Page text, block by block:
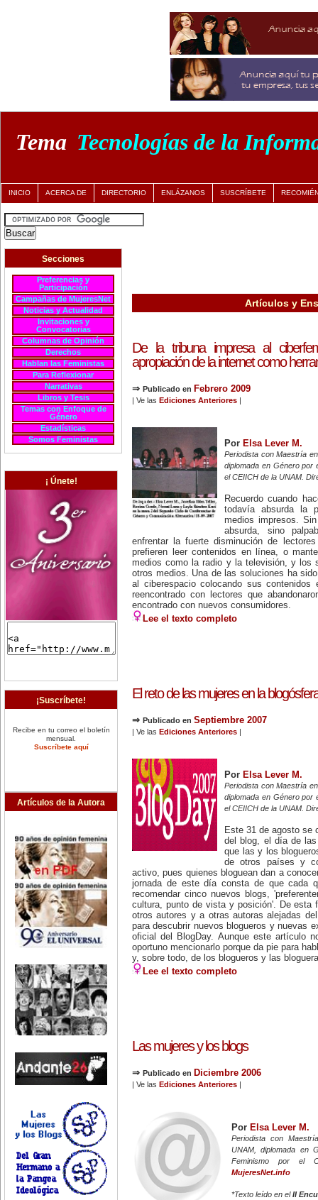
Tema Tecnologías de la
INICIO ACERCA DE DIRECTORIO ENLÁZANOS SUSCRÍBETE
Secciones
Preferencias y
Participación
Campañas de MujeresNet
Noticias y Actualidad
Invitaciones y
Convocatorias
Columnas de Opinión
Derechos
Hablan las Feministas
Para Reflexionar
Narrativas
Libros y Tesis
Temas con Enfoque de
Género
Estadísticas
Somos Feministas
¡ Únete!
¡Suscríbete!
Recibe en tu correo el boletín
mensual.
Suscríbete aquí
Artículos de la Autora
Artículos y
De la tribuna impresa al
apropiación de la internet como
⇒ Publicado en Febrero 2009
| Ve las Ediciones Anteriores |
Por Elsa Lever M.
Periodista con Maestría
diplomada en Género por
el CEIICH de la UNAM.
Recuerdo cuando
todavía absurda la
medios impresos.
absurda, sino
enfrentar la fuerte disminución de
prefieren leer contenidos en línea, o
medios como la radio y la televisión, y los
otros medios. Una de las soluciones ha
al ciberespacio colocando sus
reencontrado con lectores que
encontrado con nuevos consumidores.
Lee el texto completo
El reto de las mujeres en la
⇒ Publicado en Septiembre 2007
| Ve las Ediciones Anteriores |
Por Elsa Lever M.
Periodista con Maestría
diplomada en Género por
el CEIICH de la UNAM.
Este 31 de agosto se
del blog, el día de
que las y los
de otros países y
activo, pues quienes bloguean dan a
jornada de este día consta de que cada
recomendar cinco nuevos blogs,
cultura, punto de vista y posición'. De esta
otros autores y a otras autoras alejadas
para descubrir nuevos blogueros y nuevas
oficial del BlogDay. Aunque este artículo
oportuno mencionarlo porque da pie para
y, sobre todo, de los blogueros y las
Lee el texto completo
Las mujeres y los blogs
⇒ Publicado en Diciembre 2006
| Ve las Ediciones Anteriores |
Por Elsa Lever M.
Periodista con
UNAM, diplomada en
Feminismo por el
MujeresNet.info
*Texto leído en elII